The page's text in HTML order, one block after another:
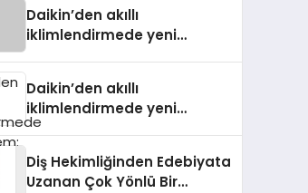
Daikin’den akıllı
iklimlendirmede yeni
Daikin’den akıllı
iklimlendirmede yeni
dönem: Madoka Plus
Diş Hekimliğinden Edebiyata
Uzanan Çok Yönlü Bir